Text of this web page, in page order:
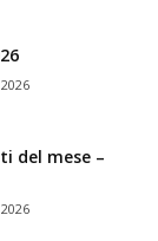
del mese –